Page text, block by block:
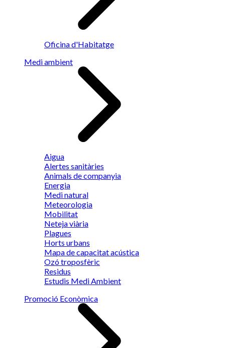
Oficina d'Habitatge
Medi ambient
Aigua
Alertes sanitàries
Animals de companyia
Energia
Medi natural
Meteorologia
Mobilitat
Neteja viària
Plagues
Horts urbans
Mapa de capacitat acústica
Ozó troposfèric
Residus
Estudis Medi Ambient
Promoció Econòmica